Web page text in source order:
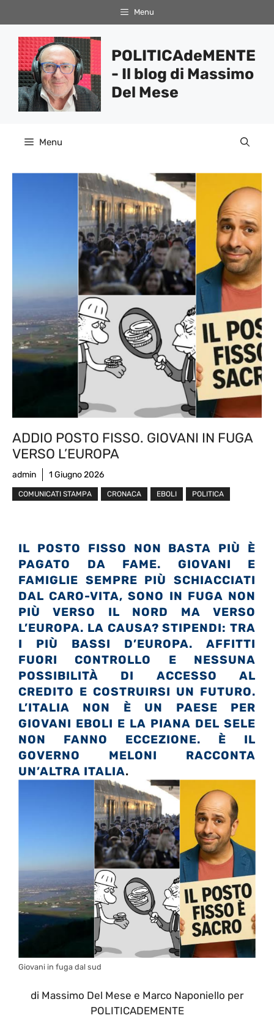
al
contenuto
Menu
POLITICAdeMENTE
- Il blog di Massimo
Del Mese
Menu
ADDIO POSTO FISSO. GIOVANI IN FUGA
VERSO L’EUROPA
admin 1 Giugno 2026
COMUNICATI STAMPA CRONACA EBOLI POLITICA
IL POSTO FISSO NON BASTA PIÙ È
PAGATO DA FAME. GIOVANI E
FAMIGLIE SEMPRE PIÙ SCHIACCIATI
DAL CARO-VITA, SONO IN FUGA NON
PIÙ VERSO IL NORD MA VERSO
L’EUROPA. LA CAUSA? STIPENDI: TRA
I PIÙ BASSI D’EUROPA. AFFITTI
FUORI CONTROLLO E NESSUNA
POSSIBILITÀ DI ACCESSO AL
CREDITO E COSTRUIRSI UN FUTURO.
L’ITALIA NON È UN PAESE PER
GIOVANI EBOLI E LA PIANA DEL SELE
NON FANNO ECCEZIONE. È IL
GOVERNO MELONI RACCONTA
UN’ALTRA ITALIA.
Giovani in fuga dal sud
di Massimo Del Mese e Marco Naponiello per
POLITICADEMENTE